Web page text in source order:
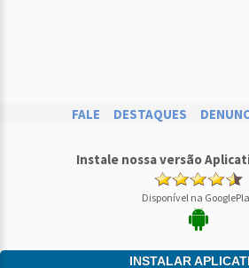
FALE DESTAQUES
Instale nossa versão
Disponível na
INSTALAR